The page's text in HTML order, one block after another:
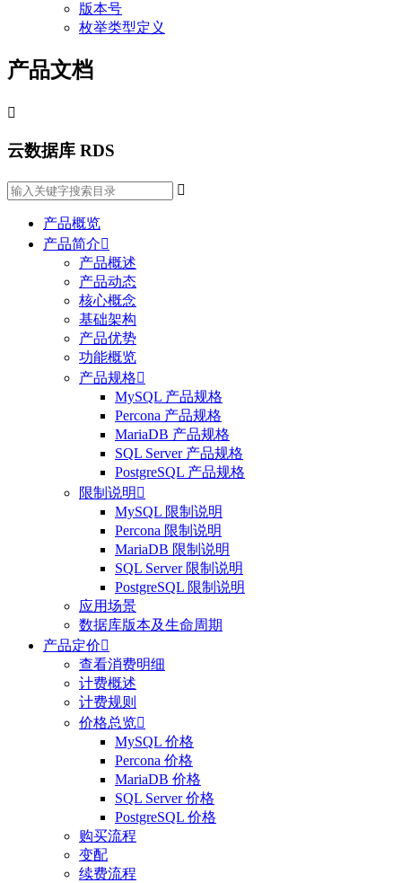
版本号
枚举类型定义
产品文档

云数据库 RDS

产品概览
产品简介
产品概述
产品动态
核心概念
基础架构
产品优势
功能概览
产品规格
MySQL 产品规格
Percona 产品规格
MariaDB 产品规格
SQL Server 产品规格
PostgreSQL 产品规格
限制说明 
MySQL 限制说明
Percona 限制说明
MariaDB 限制说明
SQL Server 限制说明
PostgreSQL 限制说明
应用场景
数据库版本及生命周期
产品定价
查看消费明细
计费概述
计费规则
价格总览
MySQL 价格
Percona 价格
MariaDB 价格
SQL Server 价格
PostgreSQL 价格
购买流程
变配
续费流程